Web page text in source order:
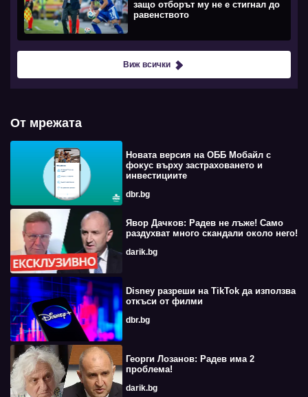
защо отборът му не е стигнал до
равенството
Виж всички
От мрежата
Новата версия на ОББ Мобайл с
фокус върху застраховането и
инвестициите
dbr.bg
Явор Дачков: Радев не лъже! Само
раздухват много скандали около него!
darik.bg
Disney разреши на TikTok да използва
откъси от филми
dbr.bg
Георги Лозанов: Радев има 2
проблема!
darik.bg